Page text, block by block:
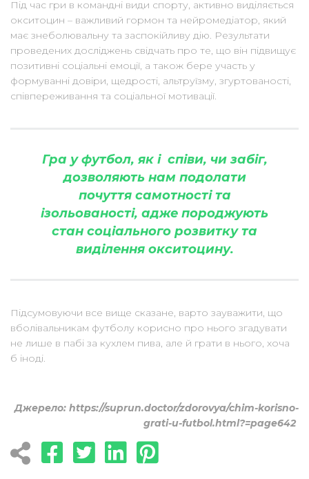
Під час гри в командні види спорту, активно виділяється
окситоцин – важливий гормон та нейромедіатор, який
має знеболювальну та заспокійливу дію. Результати
проведених досліджень свідчать про те, що він підвищує
позитивні соціальні емоції, а також бере участь у
формуванні довіри, щедрості, альтруїзму, згуртованості,
співпереживання та соціальної мотивації.
Гра у футбол, як і співи, чи забіг,
дозволяють нам подолати
почуття самотності та
ізольованості, адже породжують
стан соціального розвитку та
виділення окситоцину.
Підсумовуючи все вище сказане, варто зауважити, що
вболівальникам футболу корисно про нього згадувати
не лише в пабі за кухлем пива, але й грати в нього, хоча
б іноді.
Джерело: https://suprun.doctor/zdorovya/chim-korisno-
grati-u-futbol.html?=page642